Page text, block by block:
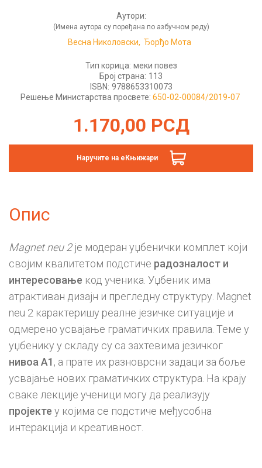
Аутори:
(Имена аутора су поређана по азбучном реду)
Весна Николовски, Ђорђо Мота
Тип корица: меки повез
Број страна: 113
ISBN: 9788653310073
Решење Министарства просвете: 650-02-00084/2019-07
1.170,00 РСД
Наручите на еКњижари
Опис
Magnet neu 2је модеран уџбенички комплет који
својим квалитетом подстиче радозналост и
интересовање код ученика. Уџбеник има
атрактиван дизајн и прегледну структуру. Magnet
neu 2 карактеришу реалне језичке ситуације и
одмерено усвајање граматичких правила. Теме у
уџбенику у складу су са захтевима језичког
нивоа А1 , а прате их разноврсни задаци за боље
усвајање нових граматичких структура. На крају
сваке лекције ученици могу да реализују
пројекте у којима се подстиче међусобна
интеракција и креативност.